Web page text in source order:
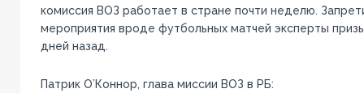
комиссия ВОЗ работает в стране почти неделю.
мероприятия вроде футбольных матчей эксперты
дней назад.
Патрик О’Коннор, глава миссии ВОЗ в РБ: